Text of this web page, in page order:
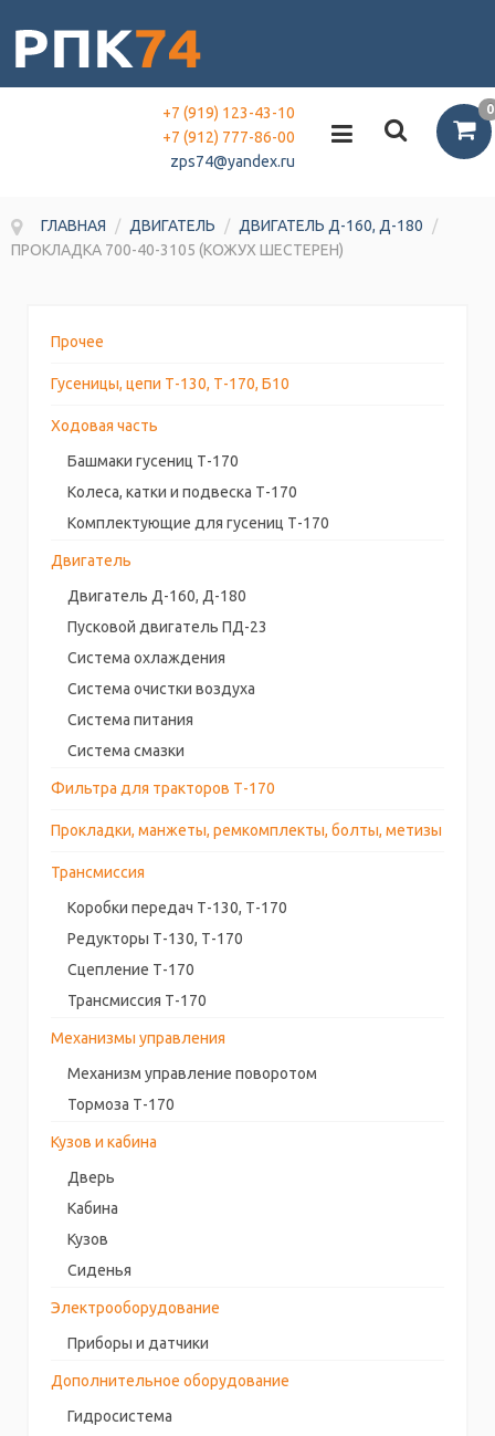
0
+7 (919) 123-43-10
+7 (912) 777-86-00
zps74@yandex.ru
ГЛАВНАЯ / ДВИГАТЕЛЬ / ДВИГАТЕЛЬ Д-160, Д-180
/
ПРОКЛАДКА 700-40-3105 (КОЖУХ ШЕСТЕРЕН)
Прочее
Гусеницы, цепи Т-130, Т-170, Б10
Ходовая часть
Башмаки гусениц Т-170
Колеса, катки и подвеска Т-170
Комплектующие для гусениц Т-170
Двигатель
Двигатель Д-160, Д-180
Пусковой двигатель ПД-23
Система охлаждения
Система очистки воздуха
Система питания
Система смазки
Фильтра для тракторов Т-170
Прокладки, манжеты, ремкомплекты, болты, метизы
Трансмиссия
Коробки передач Т-130, Т-170
Редукторы Т-130, Т-170
Сцепление Т-170
Трансмиссия Т-170
Механизмы управления
Механизм управление поворотом
Тормоза Т-170
Кузов и кабина
Дверь
Кабина
Кузов
Сиденья
Электрооборудование
Приборы и датчики
Дополнительное оборудование
Гидросистема